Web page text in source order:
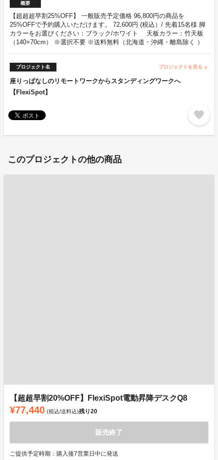
概要
【超超超早割25%OFF】 一般販売予定価格 96,800円の商品を
25%OFFで予約購入いただけます。 72,600円 (税込）/ 先着15名様 脚
カラーをお選びください：ブラック/ホワイト 天板カラー：竹天板
（140×70cm） ※選択不要 ※送料無料（北海道・沖縄・離島除く ）
プロジェクト名 プロジェクトを見る arrow_forward
座りっぱなしのリモートワークからスタンディングワークへ
【FlexiSpot】
favorite
このプロジェクトの他の商品
【超超早割20%OFF】FlexiSpot電動昇降デスクQ8
¥77,440 (税込/送料込)残り20
販売終了
ご提供予定時期：購入後7営業日中に発送